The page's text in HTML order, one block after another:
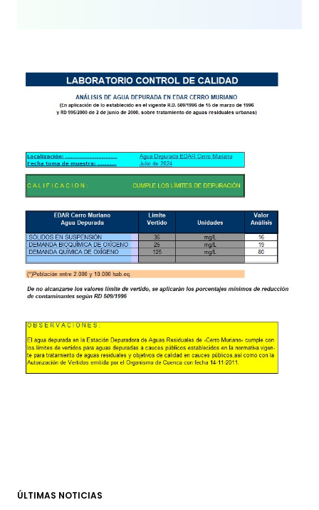
ÚLTIMAS NOTICIAS